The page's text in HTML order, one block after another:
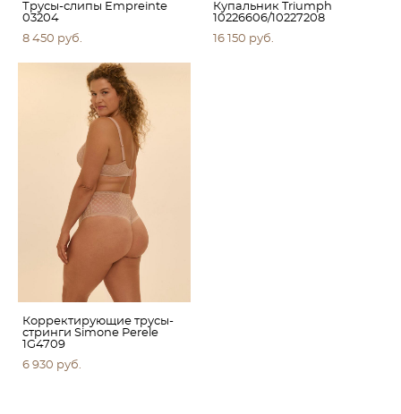
Трусы-слипы Empreinte
03204
8 450 pуб.
Купальник Triumph
10226606/10227208
16 150 pуб.
Корректирующие трусы-
стринги Simone Perele
1G4709
6 930 pуб.